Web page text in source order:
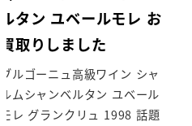
ルタン ユベールモレ お
買取りしました
ブルゴーニュ高級ワイン シャ
ルムシャンベルタン ユベール
モレ グランクリュ 1998 話題